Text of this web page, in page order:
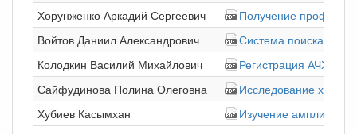
Хорунженко Аркадий Сергеевич
Получение профиля
Войтов Даниил Александрович
Система поиска
Колодкин Василий Михайлович
Регистрация АЧХ и
Сайфудинова Полина Олеговна
Исследование
Хубиев Касымхан
Изучение